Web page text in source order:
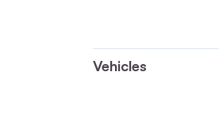
Vehicles